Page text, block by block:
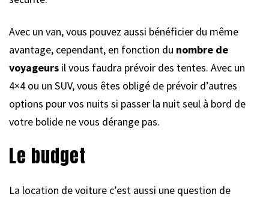
Avec un van, vous pouvez aussi bénéficier du même
avantage, cependant, en fonction du nombre de
voyageurs il vous faudra prévoir des tentes. Avec un
4×4 ou un SUV, vous êtes obligé de prévoir d’autres
options pour vos nuits si passer la nuit seul à bord de
votre bolide ne vous dérange pas.
Le budget
La location de voiture c’est aussi une question de